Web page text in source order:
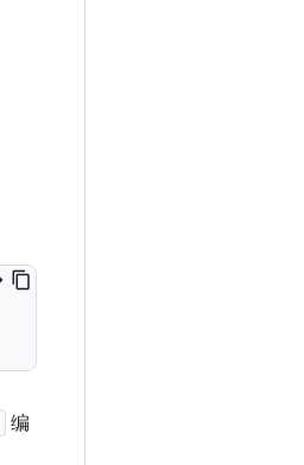
编